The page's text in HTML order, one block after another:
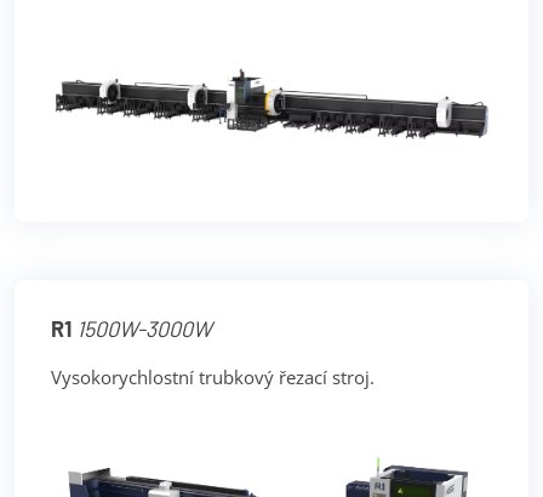
R1 1500W-3000W
Vysokorychlostní trubkový řezací stroj.